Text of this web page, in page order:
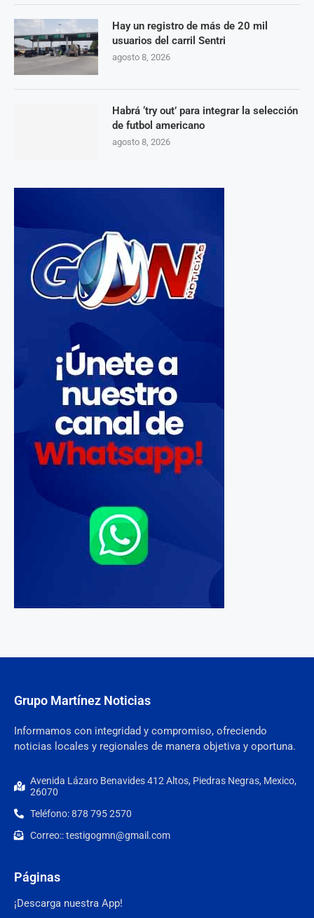
Hay un registro de más de 20 mil
usuarios del carril Sentri
agosto 8, 2026
Habrá ‘try out’ para integrar la selección
de futbol americano
agosto 8, 2026
Grupo Martínez Noticias
Informamos con integridad y compromiso, ofreciendo
noticias locales y regionales de manera objetiva y oportuna.
Avenida Lázaro Benavides 412 Altos, Piedras Negras, Mexico,
26070
Teléfono: 878 795 2570
Correo:: testigogmn@gmail.com
Páginas
¡Descarga nuestra App!